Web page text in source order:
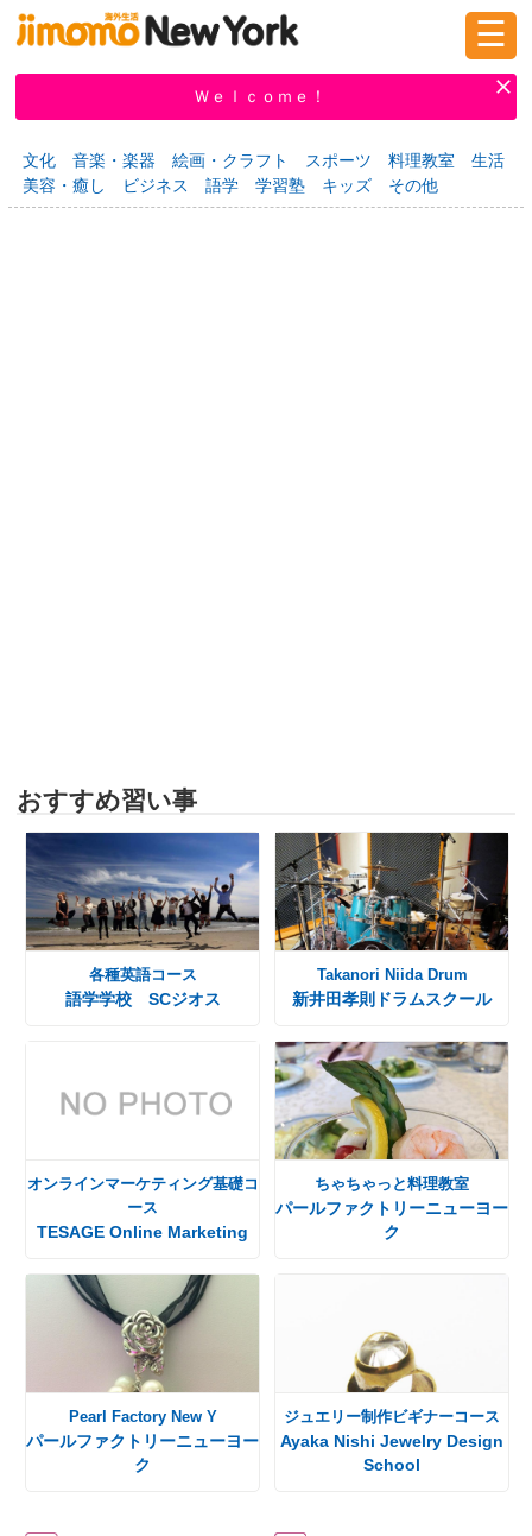
掲示板 タウン情報 教えて！
☰
Ｗｅｌｃｏｍｅ！
文化 音楽・楽器 絵画・クラフト スポーツ 料理教室
生活
美容・癒し
ビジネス 語学 学習塾 キッズ その他
おすすめ習い事
各種英語コース
語学学校 SCジオス
Takanori Niida Drum
新井田孝則ドラムスクール
オンラインマーケティング基礎コ
ース
TESAGE Online Marketing
ちゃちゃっと料理教室
パールファクトリーニューヨー
ク
Pearl Factory New Y
パールファクトリーニューヨー
ク
ジュエリー制作ビギナーコース
Ayaka Nishi Jewelry Design
School